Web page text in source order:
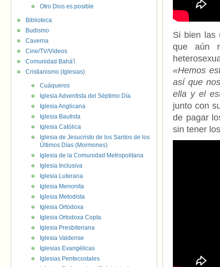
Si bien las
que aún
«Hemos
así que
ella y el
junto con
de pagar
sin tener
Otro Dios es posible
Biblioteca
Budismo
Caverna
Cine/TV/Videos
Comunidad Bahá'í
Cristianismo (Iglesias)
Cuáqueros
Iglesia Adventista del Séptimo Día
Iglesia Anglicana
Iglesia Bautista
Iglesia Católica
Iglesia de Jesucristo de los Santos de los
Últimos Días (Mormones)
Iglesia de la Comunidad Metropolitana
Iglesia Inclusiva
Iglesia Luterana
Iglesia Menonita
Iglesia Metodista
Iglesia Ortodoxa
Iglesia Ortodoxa Copta
Iglesia Presbiteriana
Iglesia Valdense
Iglesias Evangélicas
Iglesias Pentecostales